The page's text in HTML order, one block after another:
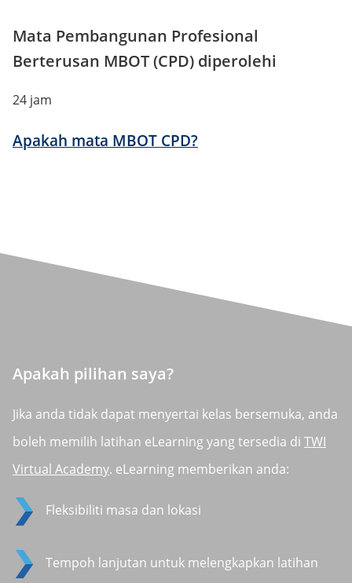
Mata Pembangunan Profesional
Berterusan MBOT (CPD) diperolehi
24 jam
Apakah mata MBOT CPD?
Apakah pilihan saya?
Jika anda tidak dapat menyertai kelas bersemuka, anda
boleh memilih latihan eLearning yang tersedia di TWI
Virtual Academy. eLearning memberikan anda:
Fleksibiliti masa dan lokasi
Tempoh lanjutan untuk melengkapkan latihan